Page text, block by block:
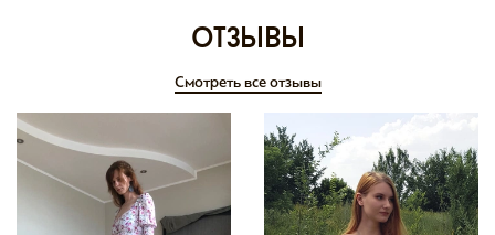
отзывы
Смотреть все отзывы